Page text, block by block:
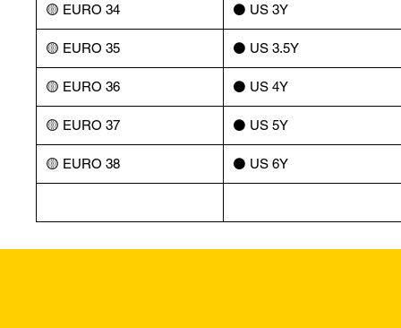
🟡 EURO 34 ⚫️ US 3Y
🟡 EURO 35 ⚫️ US 3.5Y
🟡 EURO 36 ⚫️ US 4Y
🟡 EURO 37 ⚫️ US 5Y
🟡 EURO 38 ⚫️ US 6Y